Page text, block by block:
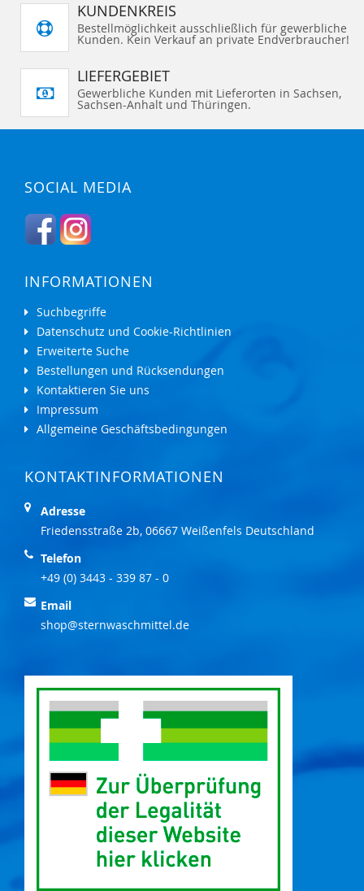
KUNDENKREIS
Bestellmöglichkeit ausschließlich für gewerbliche
Kunden. Kein Verkauf an private Endverbraucher!
LIEFERGEBIET
Gewerbliche Kunden mit Lieferorten in Sachsen,
Sachsen-Anhalt und Thüringen.
SOCIAL MEDIA
INFORMATIONEN
Suchbegriffe
Datenschutz und Cookie-Richtlinien
Erweiterte Suche
Bestellungen und Rücksendungen
Kontaktieren Sie uns
Impressum
Allgemeine Geschäftsbedingungen
KONTAKTINFORMATIONEN
Adresse
Friedensstraße 2b, 06667 Weißenfels Deutschland
Telefon
+49 (0) 3443 - 339 87 - 0
Email
shop@sternwaschmittel.de